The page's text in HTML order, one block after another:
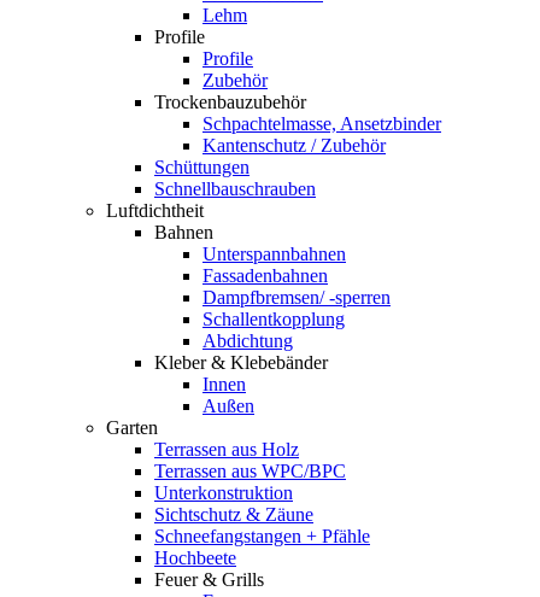
Lehm
Profile
Profile
Zubehör
Trockenbauzubehör
Schpachtelmasse, Ansetzbinder
Kantenschutz / Zubehör
Schüttungen
Schnellbauschrauben
Luftdichtheit
Bahnen
Unterspannbahnen
Fassadenbahnen
Dampfbremsen/ -sperren
Schallentkopplung
Abdichtung
Kleber & Klebebänder
Innen
Außen
Garten
Terrassen aus Holz
Terrassen aus WPC/BPC
Unterkonstruktion
Sichtschutz & Zäune
Schneefangstangen + Pfähle
Hochbeete
Feuer & Grills